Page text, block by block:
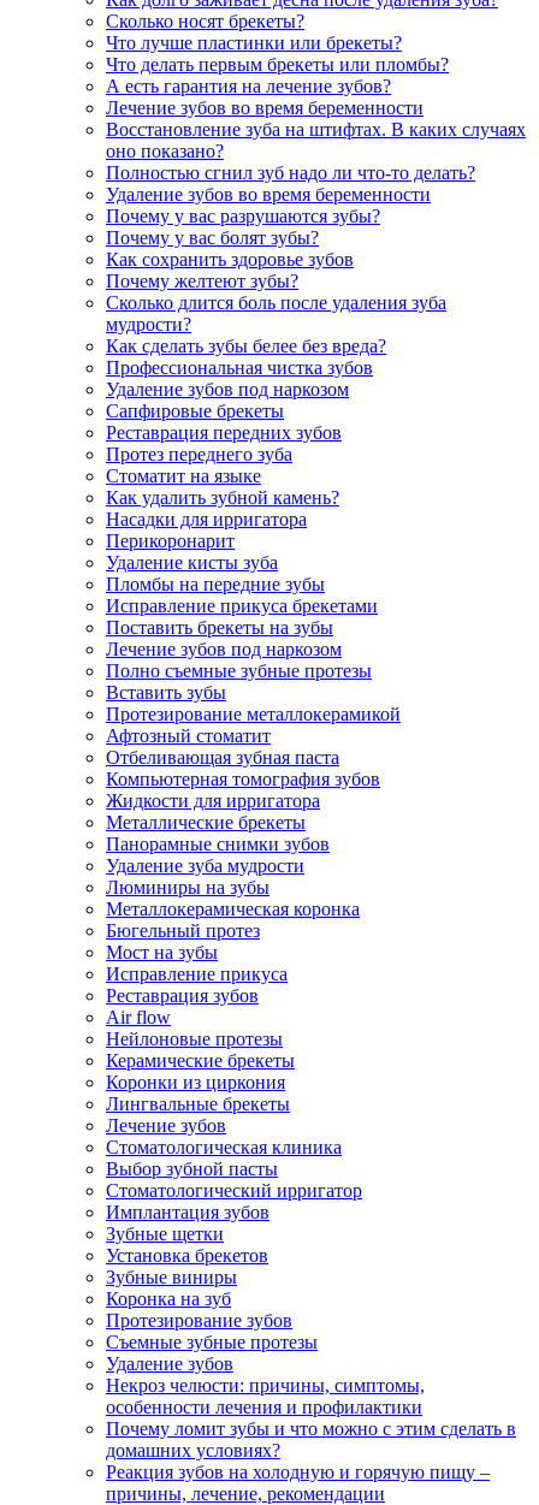
Сколько носят брекеты?
Что лучше пластинки или брекеты?
Что делать первым брекеты или пломбы?
А есть гарантия на лечение зубов?
Лечение зубов во время беременности
Восстановление зуба на штифтах. В каких случаях
оно показано?
Полностью сгнил зуб надо ли что-то делать?
Удаление зубов во время беременности
Почему у вас разрушаются зубы?
Почему у вас болят зубы?
Как сохранить здоровье зубов
Почему желтеют зубы?
Сколько длится боль после удаления зуба
мудрости?
Как сделать зубы белее без вреда?
Профессиональная чистка зубов
Удаление зубов под наркозом
Сапфировые брекеты
Реставрация передних зубов
Протез переднего зуба
Стоматит на языке
Как удалить зубной камень?
Насадки для ирригатора
Перикоронарит
Удаление кисты зуба
Пломбы на передние зубы
Исправление прикуса брекетами
Поставить брекеты на зубы
Лечение зубов под наркозом
Полно съемные зубные протезы
Вставить зубы
Протезирование металлокерамикой
Афтозный стоматит
Отбеливающая зубная паста
Компьютерная томография зубов
Жидкости для ирригатора
Металлические брекеты
Панорамные снимки зубов
Удаление зуба мудрости
Люминиры на зубы
Металлокерамическая коронка
Бюгельный протез
Мост на зубы
Исправление прикуса
Реставрация зубов
Air flow
Нейлоновые протезы
Керамические брекеты
Коронки из циркония
Лингвальные брекеты
Лечение зубов
Стоматологическая клиника
Выбор зубной пасты
Стоматологический ирригатор
Имплантация зубов
Зубные щетки
Установка брекетов
Зубные виниры
Коронка на зуб
Протезирование зубов
Съемные зубные протезы
Удаление зубов
Некроз челюсти: причины, симптомы,
особенности лечения и профилактики
Почему ломит зубы и что можно с этим сделать в
домашних условиях?
Реакция зубов на холодную и горячую пищу –
причины, лечение, рекомендации